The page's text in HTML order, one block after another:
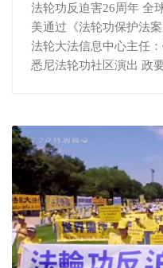
法轮功反迫害26周年 全
美通过《法轮功保护法
法轮大法信息中心主任
悉尼法轮功社区演出 政